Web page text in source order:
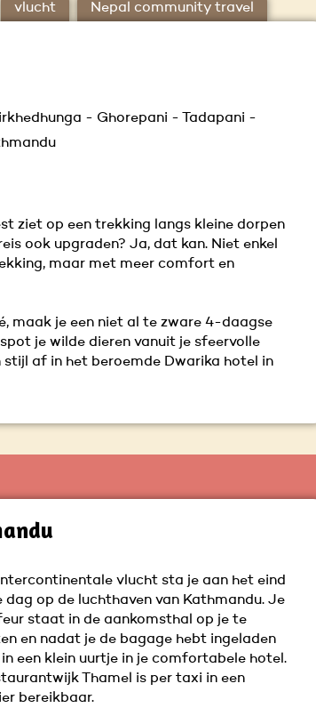
vlucht Nepal community travel
- Ghorepani - Tadapani -
ziet op een trekking langs kleine dorpen
ook upgraden? Ja, dat kan. Niet enkel
maar met meer comfort en
maak je een niet al te zware 4-daagse
je wilde dieren vanuit je sfeervolle
stijl af in het beroemde Dwarika hotel in
vlucht sta je aan het eind
dag op de luchthaven van Kathmandu. Je
staat in de aankomsthal op je te
en nadat je de bagage hebt ingeladen
in een klein uurtje in je comfortabele hotel.
Thamel is per taxi in een
bereikbaar.